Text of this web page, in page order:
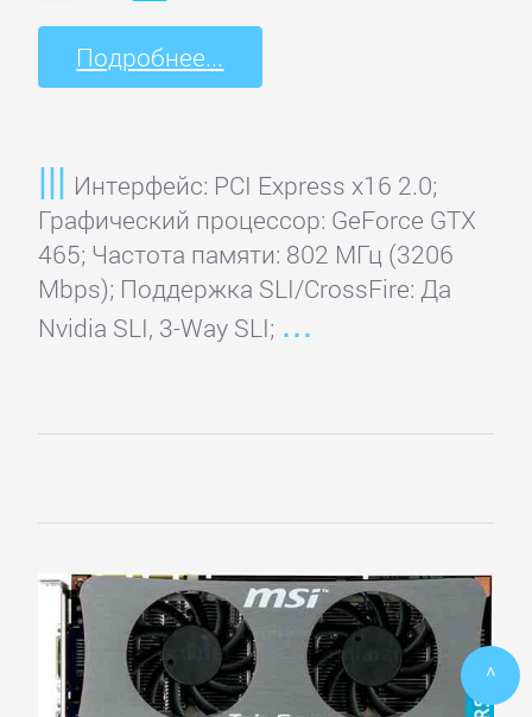
Подробнее...
Интерфейс: PCI Express x16 2.0;
Графический процессор: GeForce GTX
465; Частота памяти: 802 МГц (3206
Mbps); Поддержка SLI/CrossFire: Да
Nvidia SLI, 3-Way SLI;
^